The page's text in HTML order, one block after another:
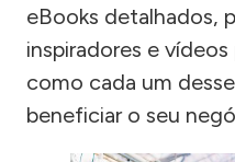
eBooks detalhados,
inspiradores e
como cada um
beneficiar o seu